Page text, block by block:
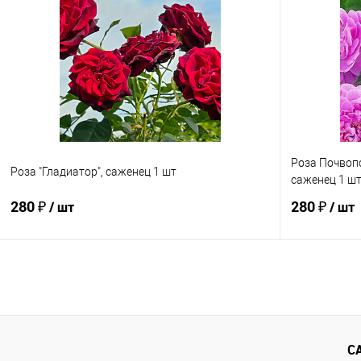
Купить в 1 клик
Сравнение
В избранное
Недоступно
Купить в
В
Роза "Гладиатор", саженец 1 шт
280 ₽/ шт
Купить в 1 клик
Сравнение
Роза
саженец 1 шт
280 ₽/ шт
Купить в 1
В